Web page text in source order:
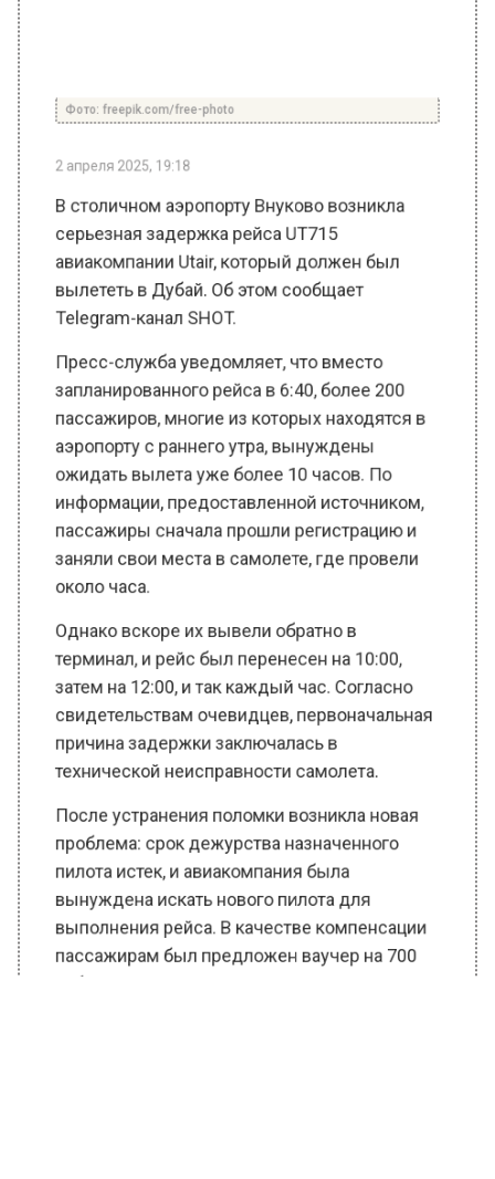
2 апреля 2025, 19:18
авиакомпании Utair, который должен был
вылететь в Дубай. Об этом сообщает
Telegram-канал SHOT.
Пресс-служба уведомляет, что вместо
запланированного рейса в 6:40, более 200
пассажиров, многие из которых находятся в
аэропорту с раннего утра, вынуждены
ожидать вылета уже более 10 часов. По
информации, предоставленной источником,
пассажиры сначала прошли регистрацию и
заняли свои места в самолете, где провели
около часа.
Однако вскоре их вывели обратно в
терминал, и рейс был перенесен на 10:00,
затем на 12:00, и так каждый час. Согласно
свидетельствам очевидцев, первоначальная
причина задержки заключалась в
технической неисправности самолета.
После устранения поломки возникла новая
проблема: срок дежурства назначенного
пилота истек, и авиакомпания была
вынуждена искать нового пилота для
выполнения рейса. В качестве компенсации
пассажирам был предложен ваучер на 700